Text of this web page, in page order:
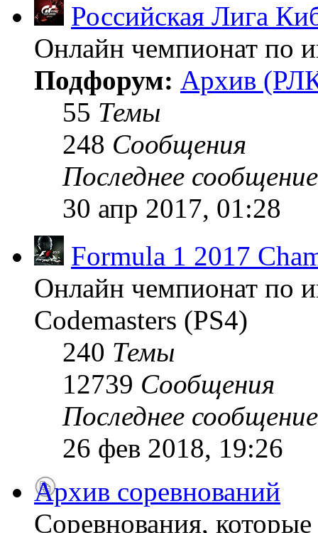
Российская Лига
Онлайн чемпионат по
Подфорум: Архив
55 Темы
248 Сообщения
Последнее сообщение
30 апр 2017, 01:28
Formula 1 2017
Онлайн чемпионат по
Codemasters (PS4)
240 Темы
12739 Сообщения
Последнее сообщение
26 фев 2018, 19:26
Архив соревнований
Соревнования,